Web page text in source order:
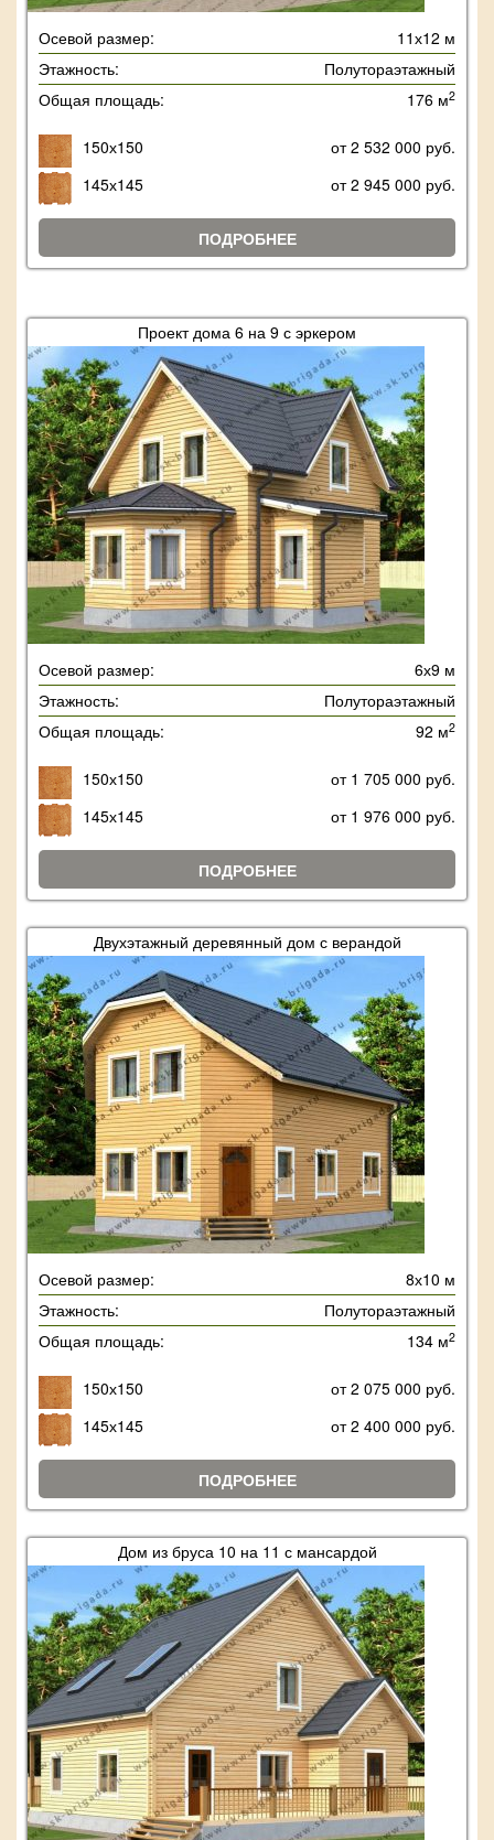
Осевой размер:
11х12 м
Этажность:
Полутораэтажный
Общая площадь:
176 м2
150х150
от 2 532 000 руб.
145х145
от 2 945 000 руб.
ПОДРОБНЕЕ
Проект дома 6 на 9 с эркером
Осевой размер:
6х9 м
Этажность:
Полутораэтажный
Общая площадь:
92 м2
150х150
от 1 705 000 руб.
145х145
от 1 976 000 руб.
ПОДРОБНЕЕ
Двухэтажный деревянный дом с верандой
Осевой размер:
8х10 м
Этажность:
Полутораэтажный
Общая площадь:
134 м2
150х150
от 2 075 000 руб.
145х145
от 2 400 000 руб.
ПОДРОБНЕЕ
Дом из бруса 10 на 11 с мансардой